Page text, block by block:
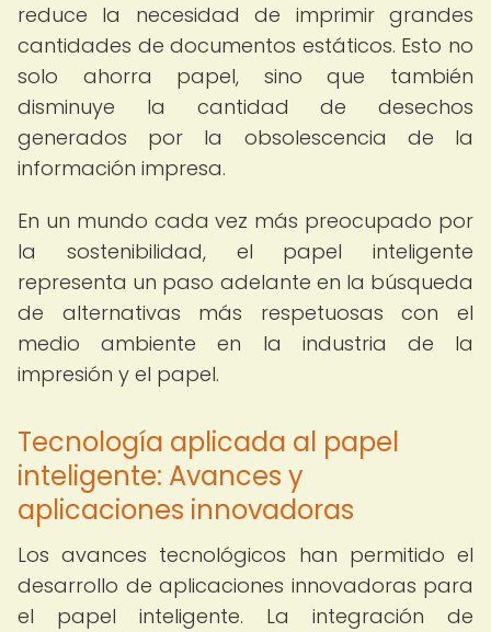
reduce la necesidad de imprimir grandes
cantidades de documentos estáticos. Esto no
solo ahorra papel, sino que también
disminuye la cantidad de desechos
generados por la obsolescencia de la
información impresa.
En un mundo cada vez más preocupado por
la sostenibilidad, el papel inteligente
representa un paso adelante en la búsqueda
de alternativas más respetuosas con el
medio ambiente en la industria de la
impresión y el papel.
Tecnología aplicada al papel
inteligente: Avances y
aplicaciones innovadoras
Los avances tecnológicos han permitido el
desarrollo de aplicaciones innovadoras para
el papel inteligente. La integración de